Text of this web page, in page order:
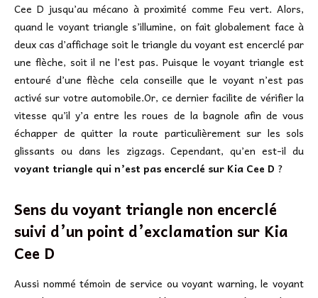
Cee D jusqu’au mécano à proximité comme Feu vert. Alors,
quand le voyant triangle s’illumine, on fait globalement face à
deux cas d’affichage soit le triangle du voyant est encerclé par
une flèche, soit il ne l’est pas. Puisque le voyant triangle est
entouré d’une flèche cela conseille que le voyant n’est pas
activé sur votre automobile.Or, ce dernier facilite de vérifier la
vitesse qu’il y’a entre les roues de la bagnole afin de vous
échapper de quitter la route particulièrement sur les sols
glissants ou dans les zigzags. Cependant, qu’en est-il du
voyant triangle qui n’est pas encerclé sur Kia Cee D ?
Sens du voyant triangle non encerclé
suivi d’un point d’exclamation sur Kia
Cee D
Aussi nommé témoin de service ou voyant warning, le voyant